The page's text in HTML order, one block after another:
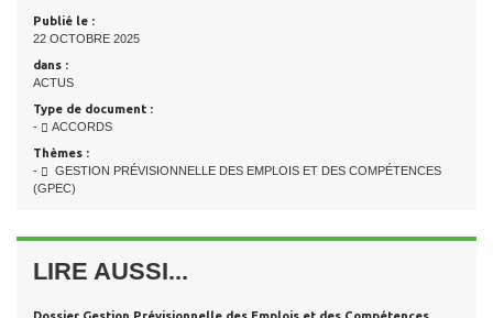
Publié le :
22 OCTOBRE 2025
dans :
ACTUS
Type de document :
-
ACCORDS
Thèmes :
-
GESTION PRÉVISIONNELLE DES EMPLOIS ET DES COMPÉTENCES
(GPEC)
LIRE AUSSI...